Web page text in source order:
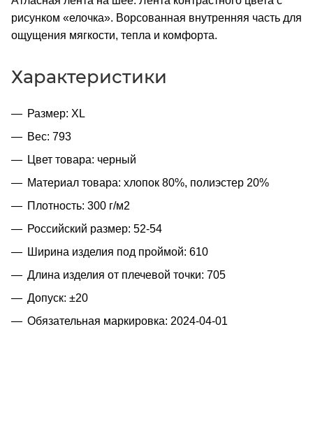
рисунком «елочка». Ворсованная внутренняя часть для
ощущения мягкости, тепла и комфорта.
Характеристики
Размер: XL
Вес: 793
Цвет товара: черный
Материал товара: хлопок 80%, полиэстер 20%
Плотность: 300 г/м2
Российский размер: 52-54
Ширина изделия под проймой: 610
Длина изделия от плечевой точки: 705
Допуск: ±20
Обязательная маркировка: 2024-04-01